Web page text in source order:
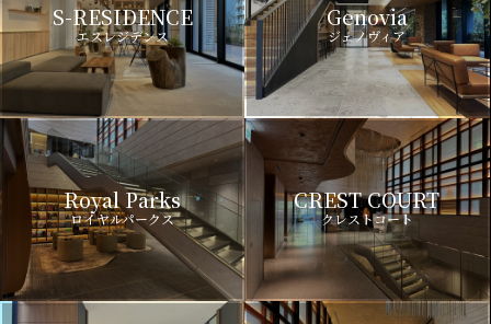
S-RESIDENCE
エスレジデンス
Genovia
ジェノヴィア
Royal Parks
ロイヤルパークス
CREST COURT
クレストコート